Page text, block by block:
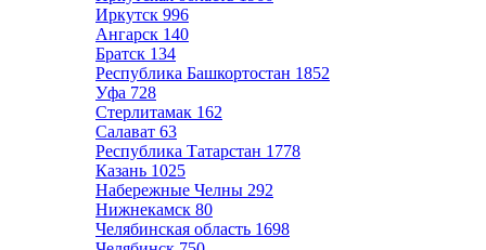
Иркутск 996
Ангарск 140
Братск 134
Республика Башкортостан 1852
Уфа 728
Стерлитамак 162
Салават 63
Республика Татарстан 1778
Казань 1025
Набережные Челны 292
Нижнекамск 80
Челябинская область 1698